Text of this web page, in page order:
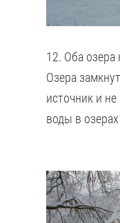
12. Оба озера
Озера
источник и
воды в